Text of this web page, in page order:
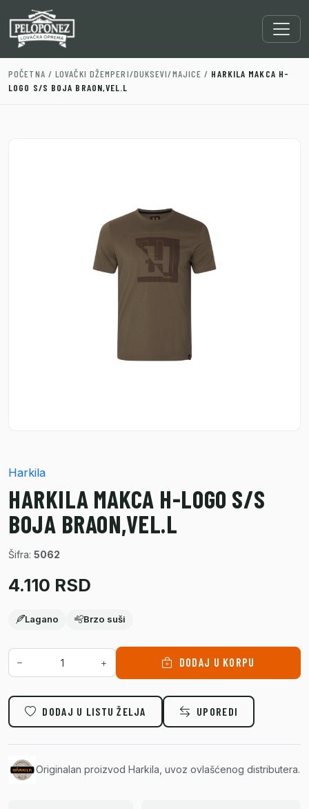
POČETNA /LOVAČKI DŽEMPERI/DUKSEVI/MAJICE / HARKILA MAKCA H-
LOGO S/S BOJA BRAON,VEL.L
Harkila
HARKILA MAKCA H-LOGO S/S
BOJA BRAON,VEL.L
Šifra: 5062
4.110 RSD
Lagano Brzo suši
DODAJ U KORPU
DODAJ U LISTU ŽELJA UPOREDI
Originalan proizvod Harkila, uvoz ovlašćenog distributera.